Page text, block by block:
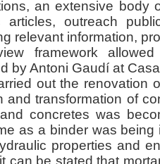
an extensive body
articles, outreach
relevant information,
framework
by Antoni Gaudí at
out the renovation
and transformation of
concretes was
as a binder was
properties and
can be stated that